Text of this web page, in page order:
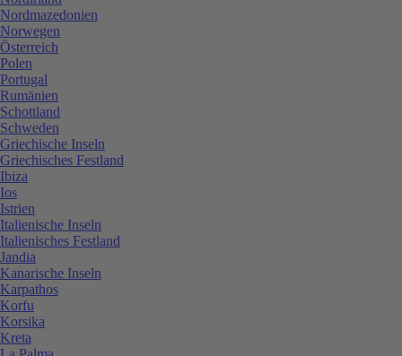
Nordmazedonien
Norwegen
Österreich
Polen
Portugal
Rumänien
Schottland
Schweden
Griechische Inseln
Griechisches Festland
Ibiza
Ios
Istrien
Italienische Inseln
Italienisches Festland
Jandia
Kanarische Inseln
Karpathos
Korfu
Korsika
Kreta